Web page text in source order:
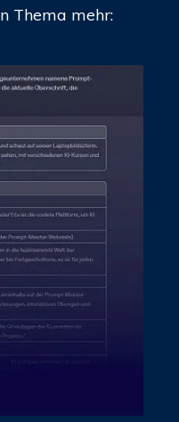
Thema mehr: